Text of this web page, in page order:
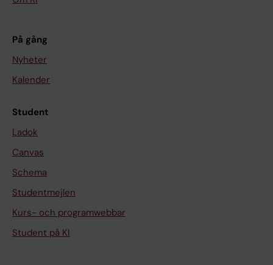
På gång
Nyheter
Kalender
Student
Ladok
Canvas
Schema
Studentmejlen
Kurs- och programwebbar
Student på KI